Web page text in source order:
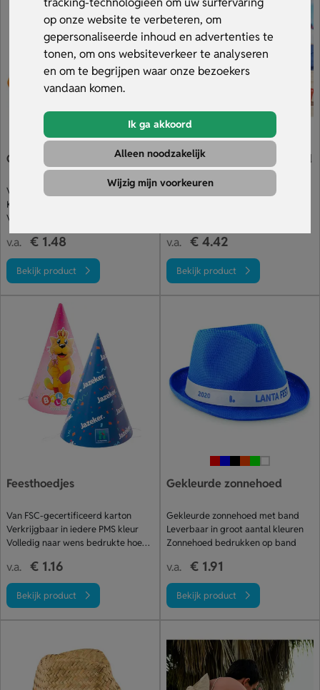
op onze website te verbeteren, om
gepersonaliseerde inhoud en advertenties te
tonen, om ons websiteverkeer te analyseren
en om te begrijpen waar onze bezoekers
vandaan komen.
Ik ga akkoord
Alleen noodzakelijk
Wijzig mijn voorkeuren
jouw reclame op effectieve wijze opvallen op ieder hoofd.
Bestel snel, ontvang gratis een digitaal voorbeeld en
profiteer van snelle levering binnen 5-10 dagen. Bekijk het
aanbod.
Goedkope Vissershoed
Veel stuks voor je budget
Keuze uit meer dan 10 kleuren
Vissershoed laten bedrukken
v.a. € 1.48
Bekijk product
Stro cowboyhoed met band
Natuurlijke strohoed met band
v.a. € 4.42
Bekijk product
Feesthoedjes
Van FSC-gecertificeerd karton
Verkrijgbaar in iedere PMS kleur
Volledig naar wens bedrukte hoedjes
v.a. € 1.16
Bekijk product
Gekleurde zonnehoed
Gekleurde zonnehoed met band
Leverbaar in groot aantal kleuren
Zonnehoed bedrukken op band
v.a. € 1.91
Bekijk product